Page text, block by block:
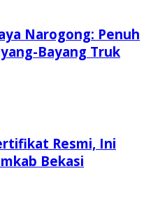
Narogong: Penuh
Bayang Truk
Resmi, Ini
Bekasi